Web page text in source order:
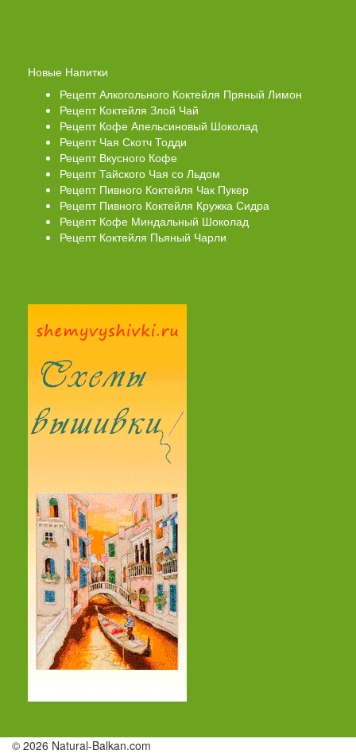
Новые Напитки
Рецепт Алкогольного Коктейля Пряный Лимон
Рецепт Коктейля Злой Чай
Рецепт Кофе Апельсиновый Шоколад
Рецепт Чая Скотч Тодди
Рецепт Вкусного Кофе
Рецепт Тайского Чая со Льдом
Рецепт Пивного Коктейля Чак Пукер
Рецепт Пивного Коктейля Кружка Сидра
Рецепт Кофе Миндальный Шоколад
Рецепт Коктейля Пьяный Чарли
© 2026 Natural-Balkan.com